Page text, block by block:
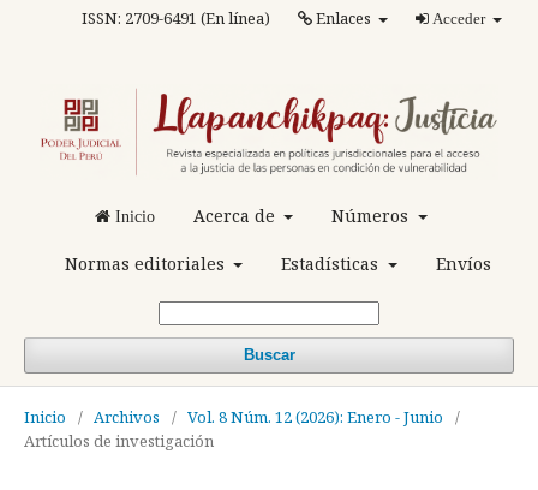
Inicio Acerca de Números
Normas editoriales Estadísticas Envíos
Buscar
ISSN: 2709-6491 (En línea) Enlaces Acceder
Inicio / Archivos / Vol. 8 Núm. 12 (2026): Enero - Junio
/
Artículos de investigación